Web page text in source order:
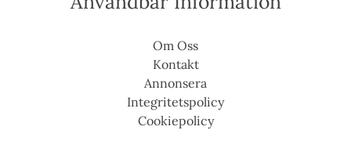
Om Oss
Kontakt
Annonsera
Integritetspolicy
Cookiepolicy